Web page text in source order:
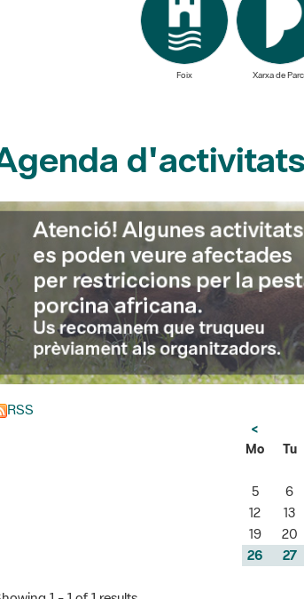
Foix Xarxa de
Agenda d'activitats
RSS
Mo
12
13
19
20
26
27